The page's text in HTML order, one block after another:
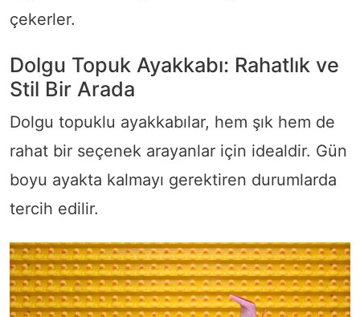
çekerler.
Dolgu Topuk Ayakkabı: Rahatlık ve
Stil Bir Arada
Dolgu topuklu ayakkabılar, hem şık hem de
rahat bir seçenek arayanlar için idealdir. Gün
boyu ayakta kalmayı gerektiren durumlarda
tercih edilir.